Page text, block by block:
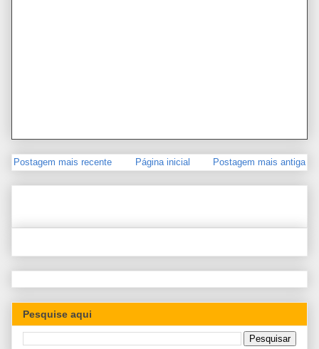
Postagem mais recente Postagem mais antiga
Página inicial
Pesquise aqui